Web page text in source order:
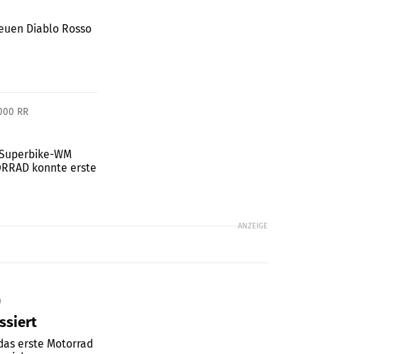
Diablo Rosso
RR
WM
konnte erste
ANZEIGE
erste Motorrad